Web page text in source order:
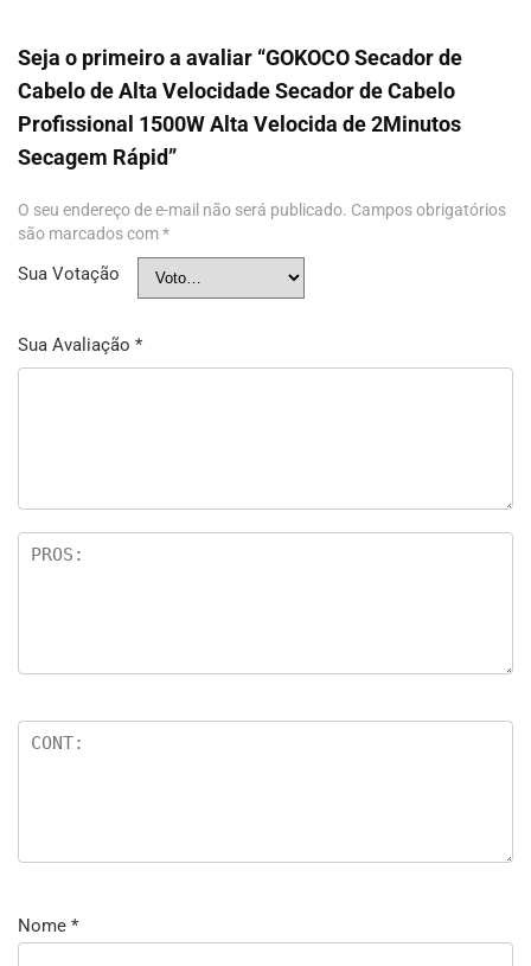
Seja o primeiro a avaliar “GOKOCO Secador de
Cabelo de Alta Velocidade Secador de Cabelo
Profissional 1500W Alta Velocida de 2Minutos
Secagem Rápid”
O seu endereço de e-mail não será publicado. Campos obrigatórios
são marcados com*
Sua Votação
Sua Avaliação *
Nome *